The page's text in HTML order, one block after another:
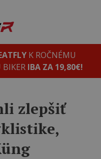
K ROČNÉMU
BIKER IBA ZA 19,80€!
zlepšiť